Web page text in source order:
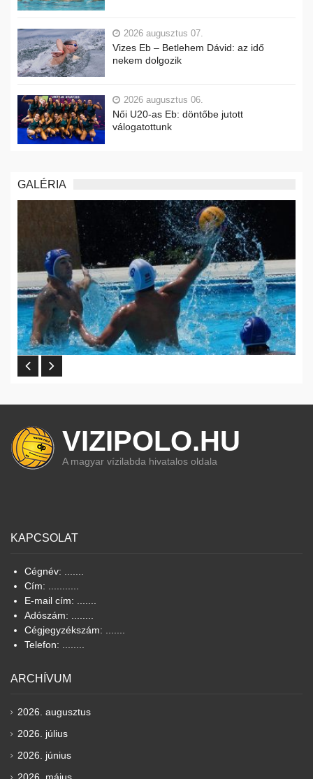
2026 augusztus 07.
Vizes Eb – Betlehem Dávid: az idő
nekem dolgozik
2026 augusztus 06.
Női U20-as Eb: döntőbe jutott
válogatottunk
GALÉRIA
VIZIPOLO.HU
A magyar vízilabda hivatalos oldala
KAPCSOLAT
Cégnév: .......
Cím: ...........
E-mail cím: .......
Adószám: ........
Cégjegyzékszám: .......
Telefon: ........
ARCHÍVUM
2026. augusztus
2026. július
2026. június
2026. május